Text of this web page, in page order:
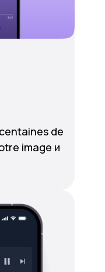
de
image и